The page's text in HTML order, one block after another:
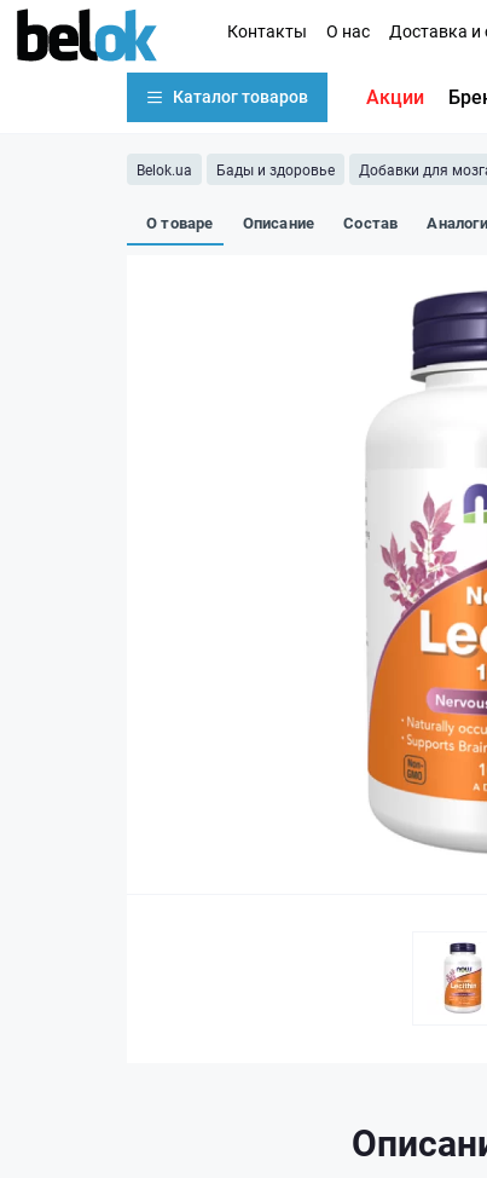
Контакты О нас Доставка и
Каталог товаров Акции
Belok.ua Бады и здоровье Добавки для
О товаре Описание Состав Аналоги